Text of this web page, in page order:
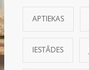
APTIEKAS
IESTĀDES